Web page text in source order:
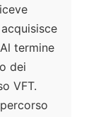
termine
dei
VFT.